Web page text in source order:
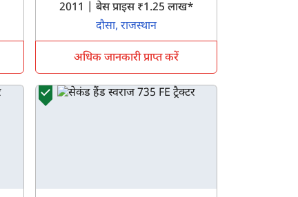
2011 | बेस प्राइस ₹1.25 लाख*
दौसा, राजस्थान
अधिक जानकारी प्राप्त करें